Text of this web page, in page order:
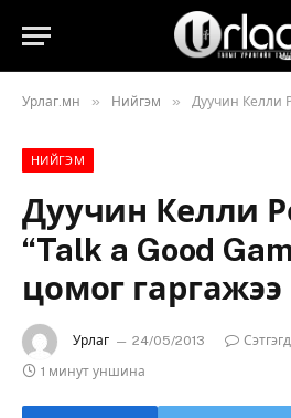
Урлаг.мн » Нийгэм » Дуучин Келли Роулэнд
НИЙГЭМ
Дуучин Келли
“Talk a Good
цомог гаргажээ
Урлаг 24/05/2013
1 минут уншина